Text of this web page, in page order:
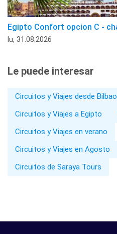
Egipto Confort opcion C -
lu, 31.08.2026
Le puede interesar
Circuitos y Viajes desde Bilbao
Circuitos y Viajes a Egipto
Circuitos y Viajes en verano
Circuitos y Viajes en Agosto
Circuitos de Saraya Tours